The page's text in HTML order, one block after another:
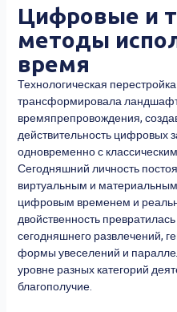
Цифровые и
методы
время
Технологическая
трансформировала
времяпрепровождения,
действительность цифровых
одновременно с
Сегодняшний личность
виртуальным и
цифровым временем и
двойственность
сегодняшнего развлечений,
формы увеселений и
уровне разных категорий
благополучие.